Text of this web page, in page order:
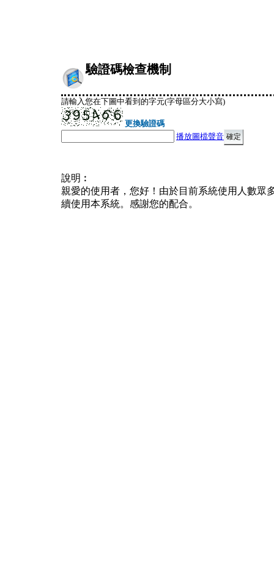
驗證碼檢查機制
請輸入您在下圖中看到的字元(字母區分大小寫)
更換驗證碼
播放圖檔聲音
說明︰
親愛的使用者，您好！由於目前系統使用人數眾
續使用本系統。感謝您的配合。